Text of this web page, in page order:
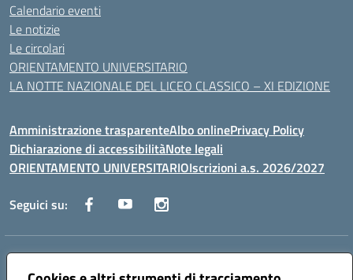
Calendario eventi
Le notizie
Le circolari
ORIENTAMENTO UNIVERSITARIO
LA NOTTE NAZIONALE DEL LICEO CLASSICO – XI EDIZIONE
Amministrazione trasparenteAlbo onlinePrivacy Policy
Dichiarazione di accessibilitàNote legali
ORIENTAMENTO UNIVERSITARIOIscrizioni a.s. 2026/2027
Seguici su:
Indirizzo:
Centralino:0882 331218 Email:fgps210002@istruzione.it